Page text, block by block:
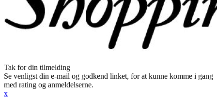
Tak for din tilmelding
Se venligst din e-mail og godkend linket, for at kunne komme i gang
med rating og anmeldelserne.
x